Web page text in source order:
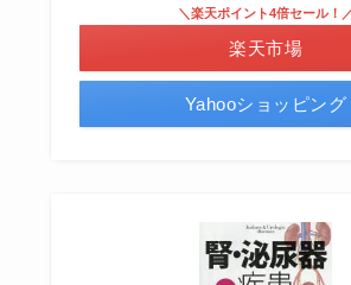
＼楽天ポイント4倍セール！
楽天市場
Yahooショッピング